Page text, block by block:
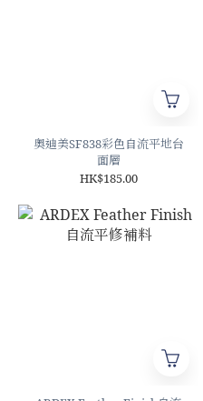
奧迪美SF838彩色自流平地台
面層
HK$185.00